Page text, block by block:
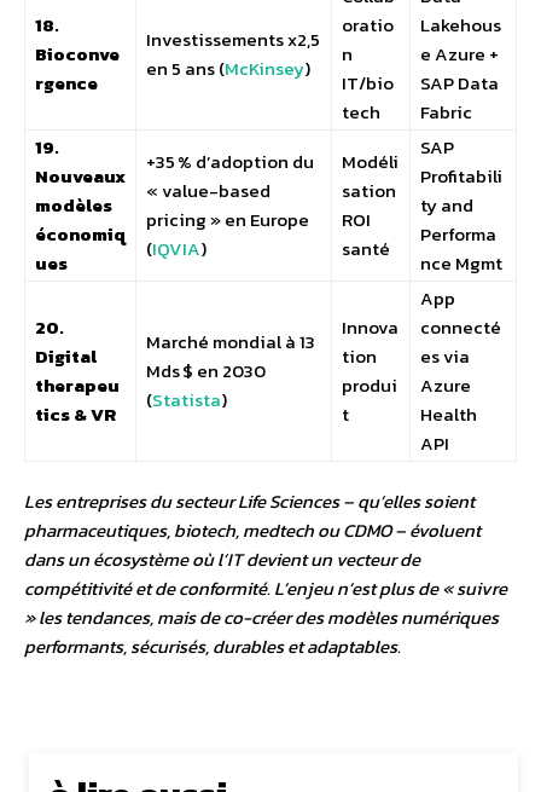
18.
Bioconve
rgence
Investissements x2,5
en 5 ans (McKinsey)
oratio
n
IT/bio
tech
Lakehous
e Azure +
SAP Data
Fabric
19.
Nouveaux
modèles
économiq
ues
+35 % d’adoption du
« value-based
pricing » en Europe
(IQVIA)
Modéli
sation
ROI
santé
SAP
Profitabili
ty and
Performa
nce Mgmt
20.
Digital
therapeu
tics & VR
Marché mondial à 13
Mds $ en 2030
(Statista)
Innova
tion
produi
t
App
connecté
es via
Azure
Health
API
Les entreprises du secteur Life Sciences – qu’elles soient
pharmaceutiques, biotech, medtech ou CDMO – évoluent
dans un écosystème où l’IT devient un vecteur de
compétitivité et de conformité. L’enjeu n’est plus de « suivre
» les tendances, mais de co-créer des modèles numériques
performants, sécurisés, durables et adaptables.